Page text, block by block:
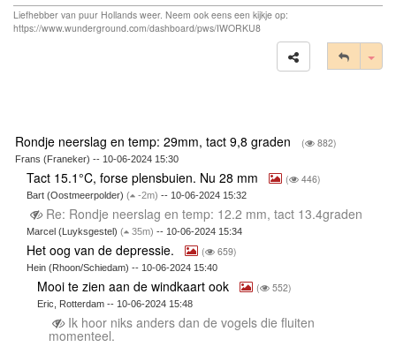
Liefhebber van puur Hollands weer. Neem ook eens een kijkje op:
https://www.wunderground.com/dashboard/pws/IWORKU8
Rondje neerslag en temp: 29mm, tact 9,8 graden ( 882)
Frans (Franeker) -- 10-06-2024 15:30
Tact 15.1°C, forse plensbuien. Nu 28 mm ( 446)
Bart (Oostmeerpolder) ( -2m) -- 10-06-2024 15:32
Re: Rondje neerslag en temp: 12.2 mm, tact 13.4graden
Marcel (Luyksgestel) ( 35m) -- 10-06-2024 15:34
Het oog van de depressie. ( 659)
Hein (Rhoon/Schiedam) -- 10-06-2024 15:40
Mooi te zien aan de windkaart ook ( 552)
Eric, Rotterdam -- 10-06-2024 15:48
Ik hoor niks anders dan de vogels die fluiten
momenteel.